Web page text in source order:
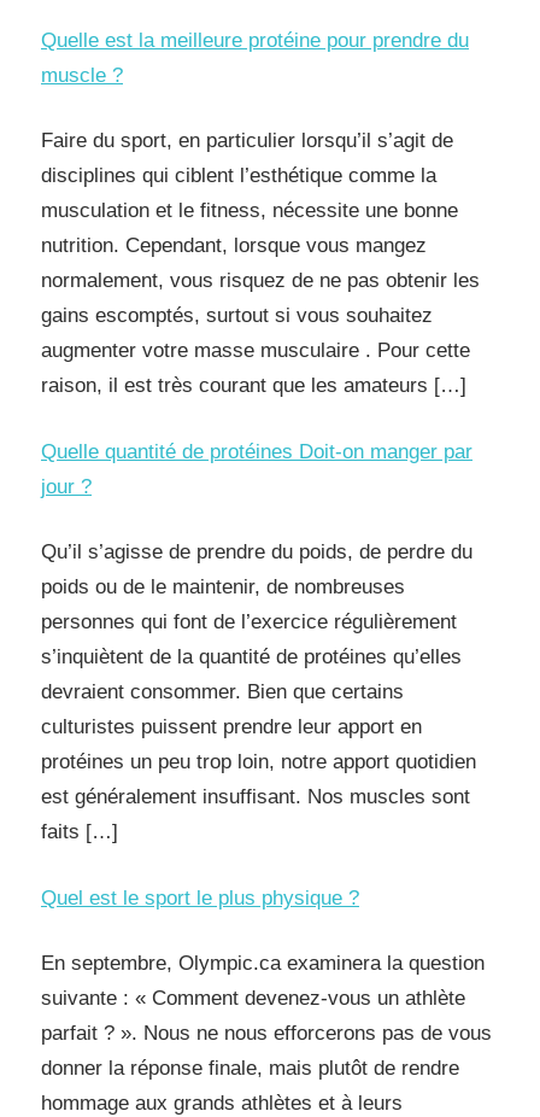
Quelle est la meilleure protéine pour prendre du
muscle ?
Faire du sport, en particulier lorsqu’il s’agit de
disciplines qui ciblent l’esthétique comme la
musculation et le fitness, nécessite une bonne
nutrition. Cependant, lorsque vous mangez
normalement, vous risquez de ne pas obtenir les
gains escomptés, surtout si vous souhaitez
augmenter votre masse musculaire . Pour cette
raison, il est très courant que les amateurs […]
Quelle quantité de protéines Doit-on manger par
jour ?
Qu’il s’agisse de prendre du poids, de perdre du
poids ou de le maintenir, de nombreuses
personnes qui font de l’exercice régulièrement
s’inquiètent de la quantité de protéines qu’elles
devraient consommer. Bien que certains
culturistes puissent prendre leur apport en
protéines un peu trop loin, notre apport quotidien
est généralement insuffisant. Nos muscles sont
faits […]
Quel est le sport le plus physique ?
En septembre, Olympic.ca examinera la question
suivante : « Comment devenez-vous un athlète
parfait ? ». Nous ne nous efforcerons pas de vous
donner la réponse finale, mais plutôt de rendre
hommage aux grands athlètes et à leurs